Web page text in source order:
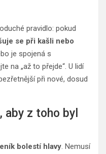
pravidlo: pokud
se při kašli nebo
je spojená s
na „až to přejde“. U lidí
při nové, dosud
z toho byl
bolestí hlavy. Nemusí